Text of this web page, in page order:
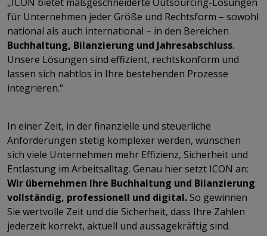
für Unternehmen jeder Größe und Rechtsform – sowohl
national als auch international – in den Bereichen
Buchhaltung, Bilanzierung und Jahresabschluss.
Unsere Lösungen sind effizient, rechtskonform und
lassen sich nahtlos in Ihre bestehenden Prozesse
integrieren.“
In einer Zeit, in der finanzielle und steuerliche
Anforderungen stetig komplexer werden, wünschen
sich viele Unternehmen mehr Effizienz, Sicherheit und
Entlastung im Arbeitsalltag. Genau hier setzt ICON an:
Wir übernehmen Ihre Buchhaltung und Bilanzierung
vollständig, professionell und digital.So gewinnen
Sie wertvolle Zeit und die Sicherheit, dass Ihre Zahlen
jederzeit korrekt, aktuell und aussagekräftig sind.